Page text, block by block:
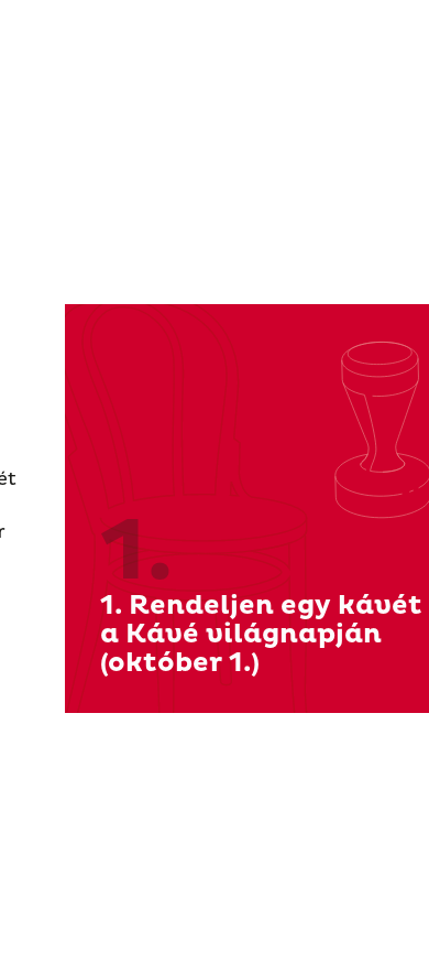
1.
1. Rendeljen egy kávét
a Kávé világnapján
(október 1.)